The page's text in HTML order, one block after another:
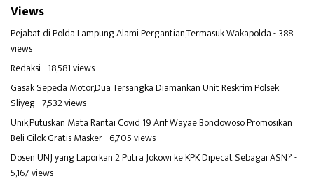
Views
Pejabat di Polda Lampung Alami Pergantian,Termasuk Wakapolda- 388
views
Redaksi- 18,581 views
Gasak Sepeda Motor,Dua Tersangka Diamankan Unit Reskrim Polsek
Sliyeg- 7,532 views
Unik,Putuskan Mata Rantai Covid 19 Arif Wayae Bondowoso Promosikan
Beli Cilok Gratis Masker- 6,705 views
Dosen UNJ yang Laporkan 2 Putra Jokowi ke KPK Dipecat Sebagai ASN?-
5,167 views